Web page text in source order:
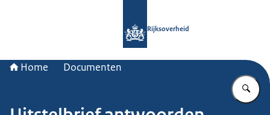
Rijksoverheid
Home Documenten